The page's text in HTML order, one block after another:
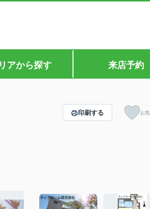
アから探す 来店予約
印刷する お